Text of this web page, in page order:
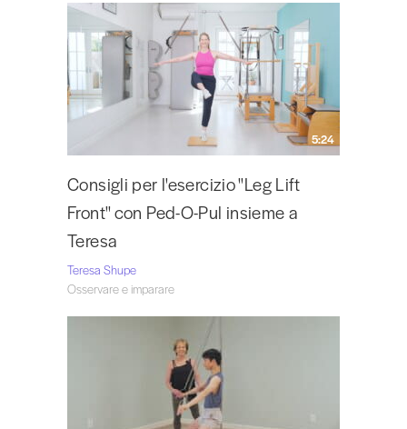
5:24
Consigli per l'esercizio "Leg Lift
Front" con Ped-O-Pul insieme a
Teresa
Teresa Shupe
Osservare e imparare